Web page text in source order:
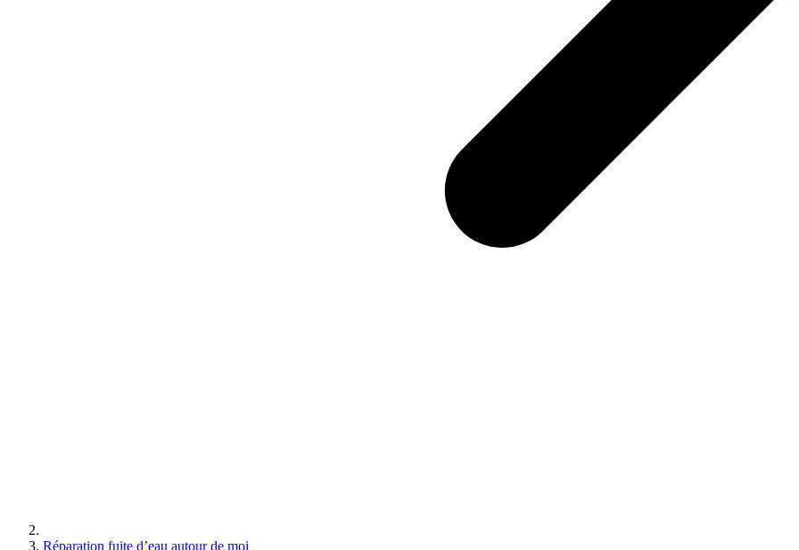
Réparation fuite d’eau autour de moi